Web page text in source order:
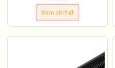
Xem chi tiết